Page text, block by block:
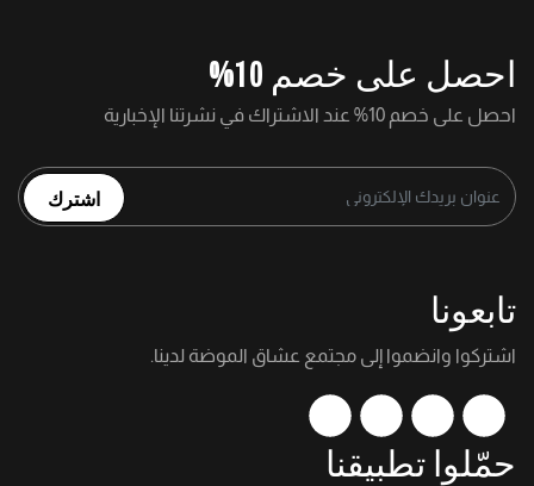
احصل على خصم 10%
احصل على خصم 10% عند الاشتراك في نشرتنا الإخبارية
اشترك
تابعونا
اشتركوا وانضموا إلى مجتمع عشاق الموضة لدينا.
حمّلوا تطبيقنا